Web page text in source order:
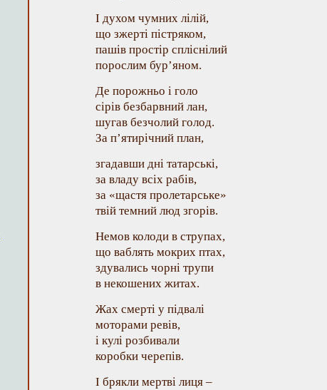
І духом чумних лілій,
що зжерті пістряком,
пашів простір спліснілий
порослим бур’яном.
Де порожньо і голо
сірів безбарвний лан,
шугав безчолий голод.
За п’ятирічний план,
згадавши дні татарські,
за владу всіх рабів,
за «щастя пролетарське»
твій темний люд згорів.
Немов колоди в струпах,
що ваблять мокрих птах,
здувались чорні трупи
в некошених житах.
Жах смерті у підвалі
моторами ревів,
і кулі розбивали
коробки черепів.
І брякли мертві лиця –